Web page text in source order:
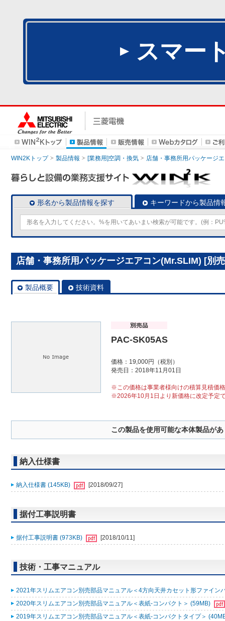
スマー
WIN2Kトップ 製品情報 [業務用]空調・換気 店舗・事務所用パッケージ
形名から製品情報を探す キーワードから製品情
店舗・事務所用パッケージエアコン(Mr.SLIM) [別
製品概要 技術資料
PAC-SK05AS
価格：19,000円（税別）
発売日：2018年11月01日
※この価格は事業者様向けの積算見積価
※2026年10月1日より新価格に改定予定
この製品を使用可能な本体製品が
納入仕様書
納入仕様書 (145KB) [2018/09/27]
据付工事説明書
据付工事説明書 (973KB) [2018/10/11]
技術・工事マニュアル
2021年スリムエアコン別売部品マニュアル＜4方向天井カセット形ファイン
2020年スリムエアコン別売部品マニュアル＜表紙-コンパクト＞ (59MB)
2019年スリムエアコン別売部品マニュアル＜表紙-コンパクトタイプ＞